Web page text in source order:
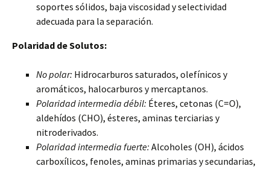
soportes sólidos, baja viscosidad y selectividad
adecuada para la separación.
Polaridad de Solutos:
No polar: Hidrocarburos saturados, olefínicos y
aromáticos, halocarburos y mercaptanos.
Polaridad intermedia débil: Éteres, cetonas (C=O),
aldehídos (CHO), ésteres, aminas terciarias y
nitroderivados.
Polaridad intermedia fuerte: Alcoholes (OH), ácidos
carboxílicos, fenoles, aminas primarias y secundarias,